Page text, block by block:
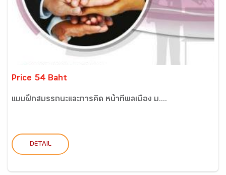
Price 54 Baht
แบบฝึกสมรรถนะและการคิด หน้าที่พลเมือง ม....
DETAIL